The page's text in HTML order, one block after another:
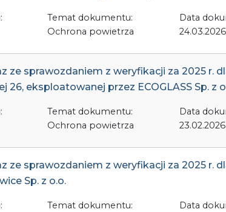
Temat dokumentu:
Ochrona powietrza
Data
24.03.2026
ze sprawozdaniem z weryfikacji za 2025 r.
26, eksploatowanej przez ECOGLASS Sp. z
Temat dokumentu:
Ochrona powietrza
Data
23.02.2026
ze sprawozdaniem z weryfikacji za 2025 r.
Sp. z o.o.
Temat dokumentu:
Data